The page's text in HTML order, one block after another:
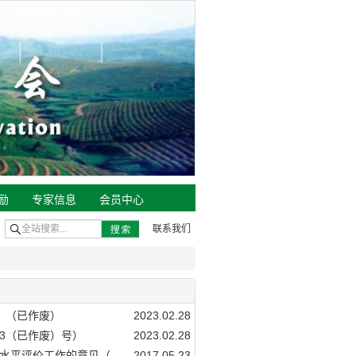
专家信息 会员中心
联系我们
2023.02.28
已作废）
2023.02.28
已作废）号）